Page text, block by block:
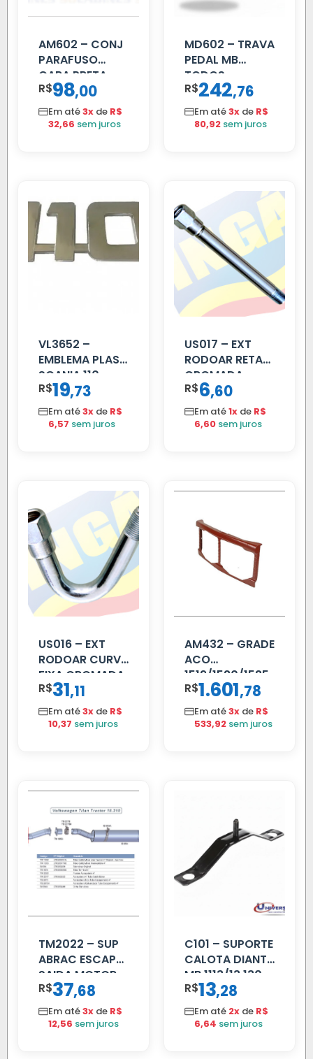
AM602 – CONJ
PARAFUSO
CARA PRETA
PARCIAL
R$98,00
Em até3x de R$
32,66 sem juros
MD602 – TRAVA
PEDAL MB
TODOS
R$242,76
Em até3x de R$
80,92 sem juros
VL3652 –
EMBLEMA PLAST
SCANIA 110
CROMADO
R$19,73
Em até3x de R$
6,57 sem juros
US017 – EXT
RODOAR RETA
CROMADA
R$6,60
Em até1x de R$
6,60 sem juros
US016 – EXT
RODOAR CURVA
FIXA CROMADA
R$31,11
Em até3x de R$
10,37 sem juros
AM432 – GRADE
ACO
1519/1520/1525
R$1.601,78
Em até3x de R$
533,92 sem juros
TM2022 – SUP
ABRAC ESCAP
SAIDA MOTOR
VW TITAN
R$37,68
Em até3x de R$
12,56 sem juros
C101 – SUPORTE
CALOTA DIANT
MB 1113/13.130
R$13,28
Em até 2x de R$
6,64 sem juros